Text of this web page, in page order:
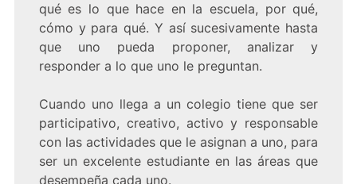
qué es lo que hace en la escuela, por qué,
cómo y para qué. Y así sucesivamente hasta
que uno pueda proponer, analizar y
responder a lo que uno le preguntan.
Cuando uno llega a un colegio tiene que ser
participativo, creativo, activo y responsable
con las actividades que le asignan a uno, para
ser un excelente estudiante en las áreas que
desempeña cada uno.